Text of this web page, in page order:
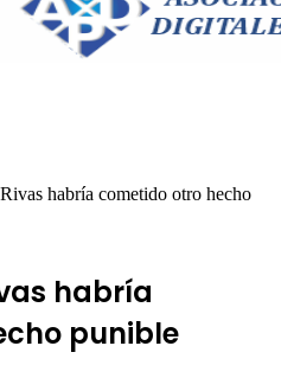
habría cometido otro hecho
habría
punible